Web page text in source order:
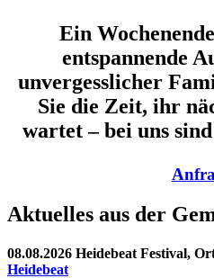
Ein
entspannende
unvergesslicher
Sie die Zeit, ihr
wartet – bei uns
Aktuelles aus der
08.08.2026 Heidebeat Festival,
Heidebeat